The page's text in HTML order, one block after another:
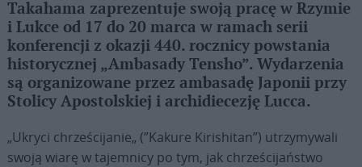
Takahama zaprezentuje swoją pracę w Rzymie
i Lukce od 17 do 20 marca w ramach serii
konferencji z okazji 440. rocznicy powstania
historycznej „Ambasady Tensho”. Wydarzenia
są organizowane przez ambasadę Japonii przy
Stolicy Apostolskiej i archidiecezję Lucca.
„Ukryci chrześcijanie„ (”Kakure Kirishitan”) utrzymywali
swoją wiarę w tajemnicy po tym, jak chrześcijaństwo